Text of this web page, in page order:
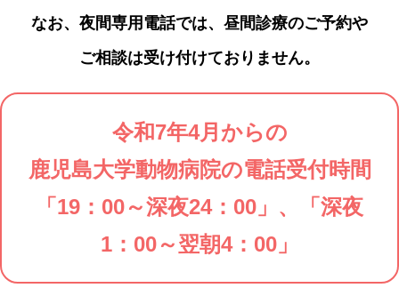
なお、夜間専用電話では、昼間診療のご予約や
ご相談は受け付けておりません。
令和7年4月からの
鹿児島大学動物病院の電話受付時間
「19：00～深夜24：00」、「深夜
1：00～翌朝4：00」